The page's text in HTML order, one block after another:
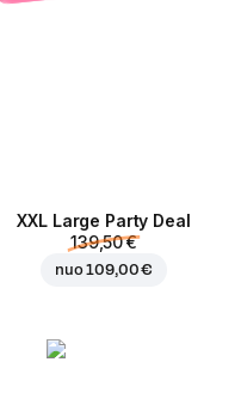
XXL Large Party Deal
139,50 €
nuo109,00 €